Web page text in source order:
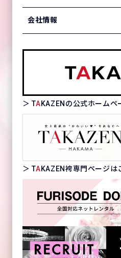
会社情報
＞ TAKAZENの公式ホームペ
＞ TAKAZEN袴専門ページは